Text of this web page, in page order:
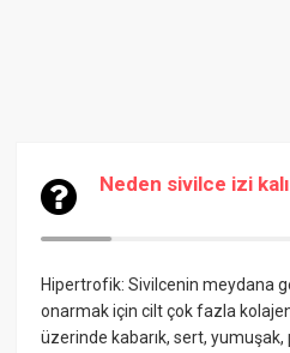
Neden sivilce izi
Hipertrofik: Sivilcenin meydana
onarmak için cilt çok fazla
üzerinde kabarık, sert, yumuşak,